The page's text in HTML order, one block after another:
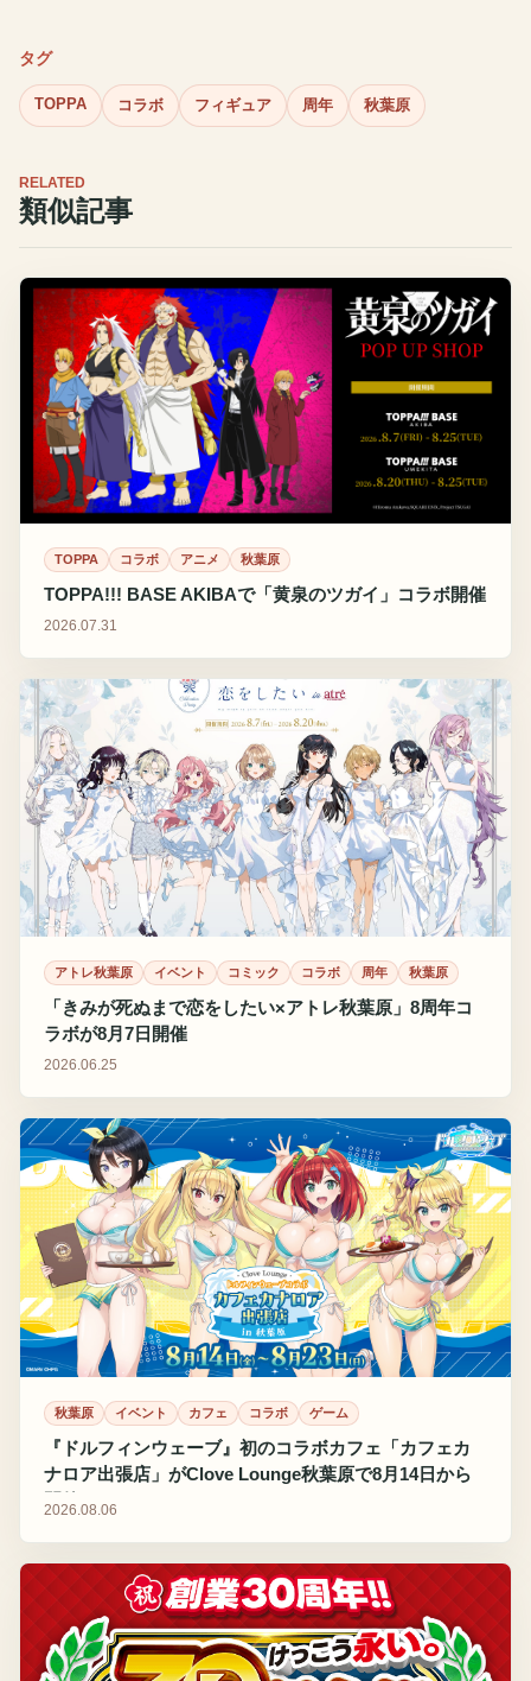
タグ
TOPPA コラボ フィギュア 周年 秋葉原
RELATED
類似記事
TOPPA コラボ アニメ 秋葉原
TOPPA!!! BASE AKIBAで「黄泉のツガイ」コラボ開催
2026.07.31
アトレ秋葉原 イベント コミック コラボ 周年 秋葉原
「きみが死ぬまで恋をしたい×アトレ秋葉原」8周年コ
ラボが8月7日開催
2026.06.25
秋葉原 イベント カフェ コラボ ゲーム
『ドルフィンウェーブ』初のコラボカフェ「カフェカ
ナロア出張店」がClove Lounge秋葉原で8月14日から
開催
2026.08.06